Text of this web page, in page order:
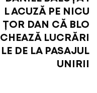
L ACUZĂ PE NICU
ȚOR DAN CĂ BLO
CHEAZĂ LUCRĂRI
LE DE LA PASAJUL
UNIRII